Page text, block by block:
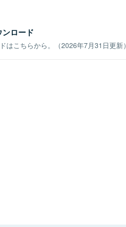
ロード
はこちらから。（2026年7月31日更新）